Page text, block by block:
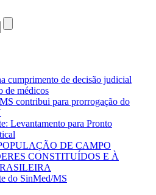
cumprimento de decisão judicial
de médicos
contribui para prorrogação do
Levantamento para Pronto
DE CAMPO
CONSTITUÍDOS E À
do SinMed/MS